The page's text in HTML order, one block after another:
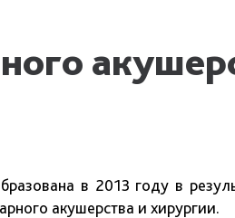
в 2013 году в
акушерства и хирургии.